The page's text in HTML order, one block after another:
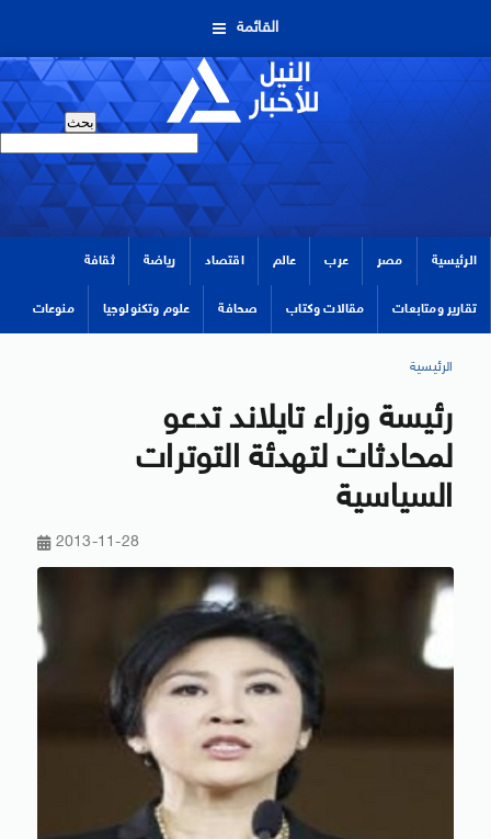
القائمة
الرئيسية مصر عرب عالم اقتصاد رياضة ثقافة
تقارير ومتابعات مقالات وكتاب صحافة علوم وتكنولوجيا منوعات
الرئيسية
رئيسة وزراء تايلاند تدعو
لمحادثات لتهدئة التوترات
السياسية
2013-11-28